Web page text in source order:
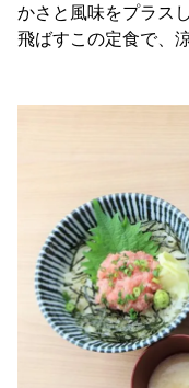
かさと風味をプラス
飛ばすこの定食で、